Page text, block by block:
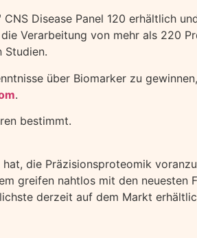
Disease Panel 120 erhältlich
Verarbeitung von mehr als 220
Studien.
über Biomarker zu
.
bestimmt.
die Präzisionsproteomik
greifen nahtlos mit den neuesten
derzeit auf dem Markt